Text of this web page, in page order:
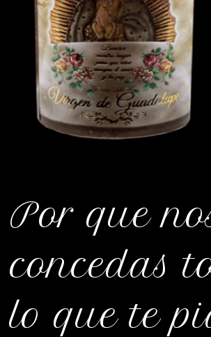
Por que
concedas
lo que te